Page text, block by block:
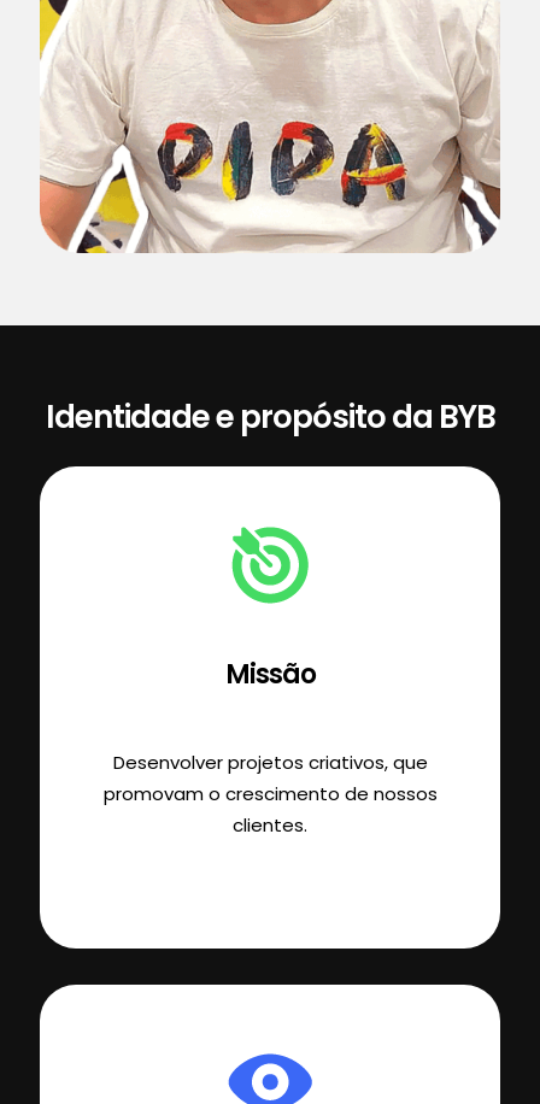
Identidade e propósito da BYB
Missão
Desenvolver projetos criativos, que
promovam o crescimento de nossos
clientes.